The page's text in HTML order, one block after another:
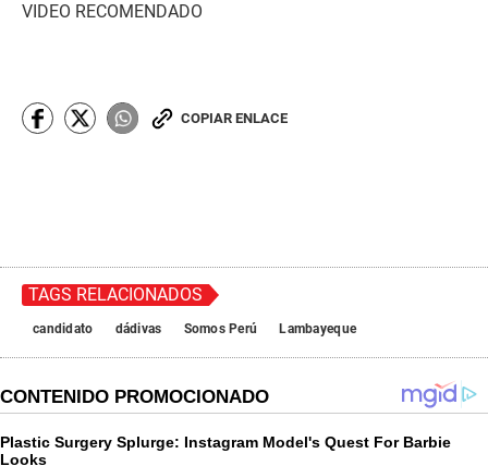
VIDEO RECOMENDADO
COPIAR ENLACE
TAGS RELACIONADOS
candidato dádivas Somos Perú Lambayeque